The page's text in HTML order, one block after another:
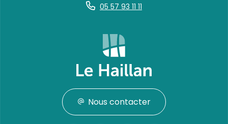
05 57 93 11 11
Nous contacter